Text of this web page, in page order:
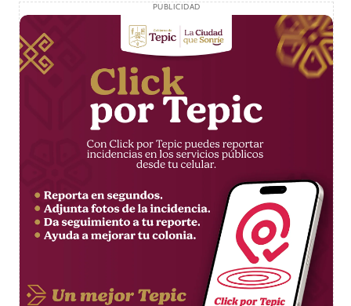
PUBLICIDAD